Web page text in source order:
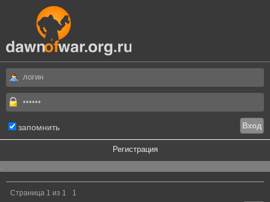
запомнить
Регистрация
.
Страница 1 из 1
1